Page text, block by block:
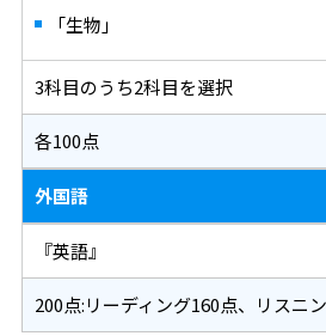
「生物」
3科目のうち2科目を選択
各100点
外国語
『英語』
200点:リーディング160点、リスニ